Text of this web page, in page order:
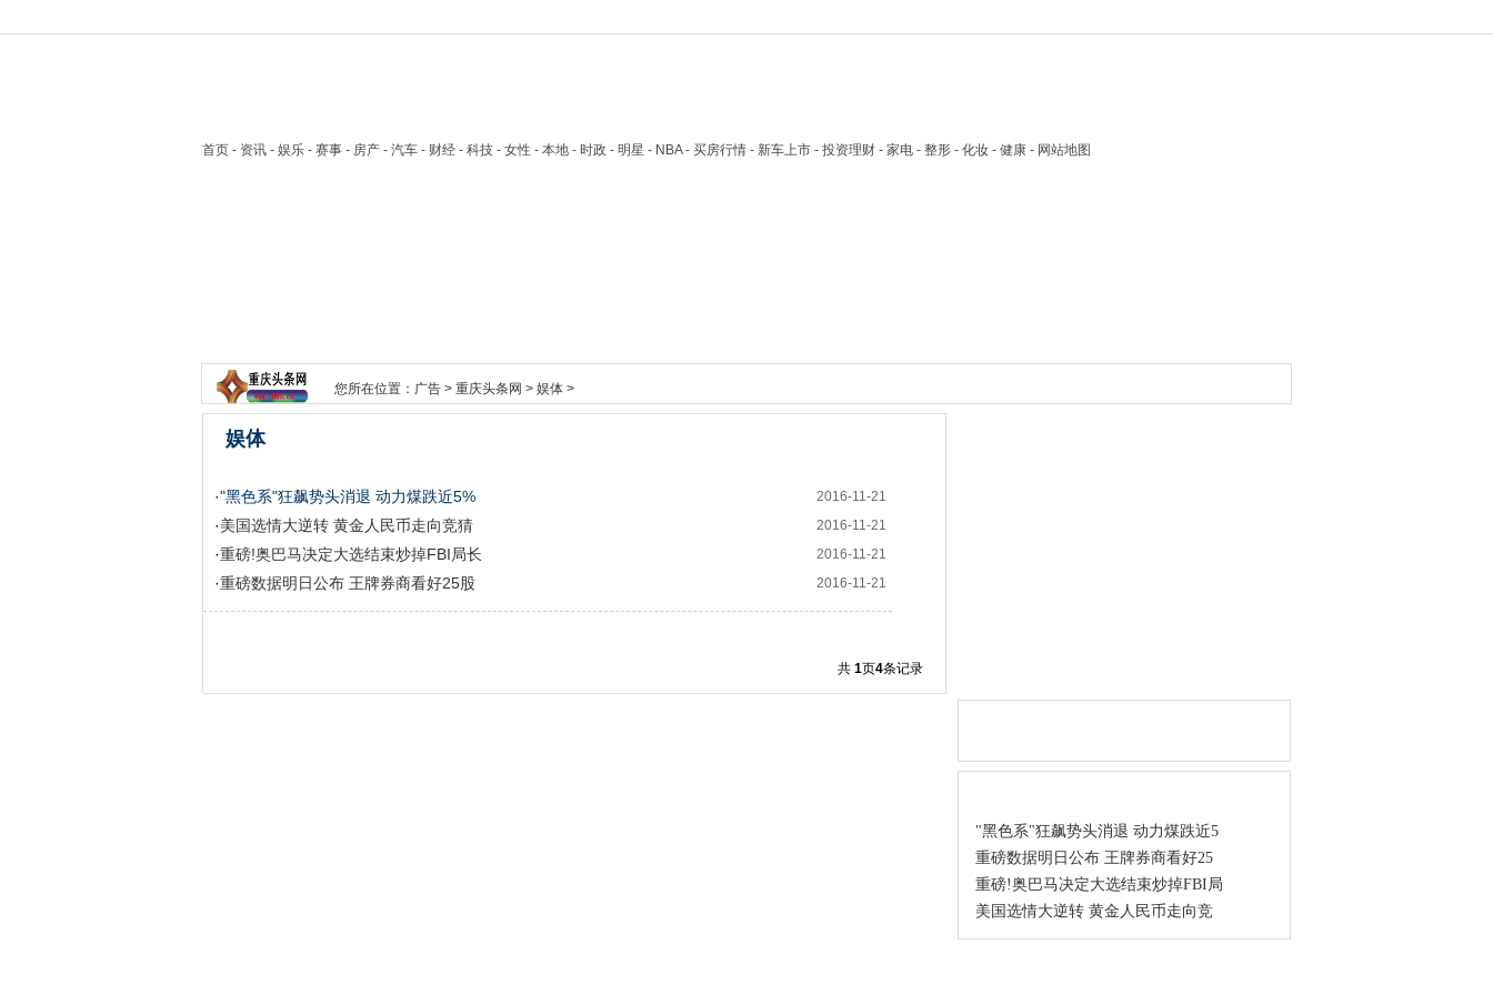
首页 - 资讯 - 娱乐 - 赛事 - 房产 - 汽车 - 财经 - 科技 - 女性 - 本地 - 时政 - 明星 - NBA - 买房行情 - 新车上市 - 投资理财 - 家电 - 整形 - 化妆 - 健康 - 网站地图
您所在位置： 广告 > 重庆头条网 > 娱体 >
娱体
·"黑色系"狂飙势头消退 动力煤跌近5% 2016-11-21
·美国选情大逆转 黄金人民币走向竞猜 2016-11-21
·重磅!奥巴马决定大选结束炒掉FBI局长 2016-11-21
·重磅数据明日公布 王牌券商看好25股 2016-11-21
共 1页4条记录
"黑色系"狂飙势头消退 动力煤跌近5
重磅数据明日公布 王牌券商看好25
重磅!奥巴马决定大选结束炒掉FBI局
美国选情大逆转 黄金人民币走向竞